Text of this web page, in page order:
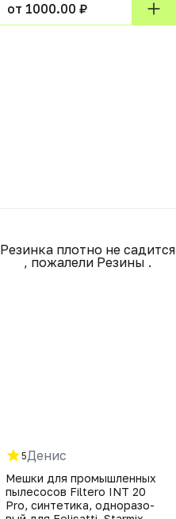
от 1000.00 ₽
Резинка плотно не садится
, пожалели Резины .
5Денис
Мешки для промышленных
пылесосов Filtero INT 20
Pro, синтетика, однора­зо­